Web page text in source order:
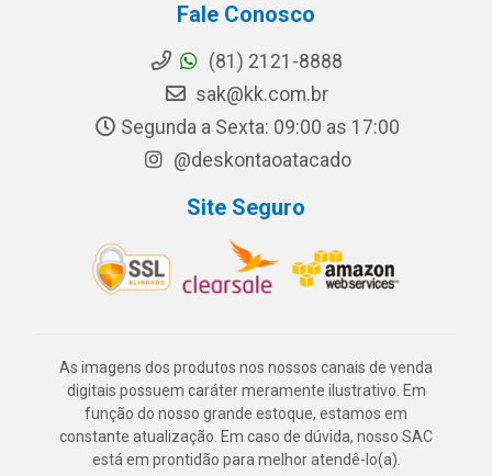
Fale Conosco
(81) 2121-8888
sak@kk.com.br
Segunda a Sexta: 09:00 as 17:00
@deskontaoatacado
Site Seguro
As imagens dos produtos nos nossos canais de venda
digitais possuem caráter meramente ilustrativo. Em
função do nosso grande estoque, estamos em
constante atualização. Em caso de dúvida, nosso SAC
está em prontidão para melhor atendê-lo(a).